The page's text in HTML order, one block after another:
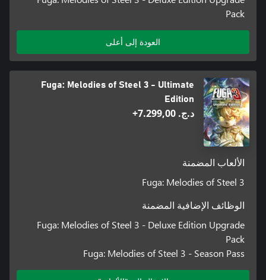
*You may download your copy of the Fuga: Melodies of Steel 3 -
page (https://dli.cc2.co.jp/fuga3/) from the official website.
Pack
العودة إلى أعلى
Fuga: Melodies of Steel 3 - Ultimate
Edition
د.ج.‏ 7.299,00+
الألعاب المضمنة
Fuga: Melodies of Steel 3
الوظائف الإضافية المضمنة
Fuga: Melodies of Steel 3 - Deluxe Edition Upgrade
Pack
Fuga: Melodies of Steel 3 - Season Pass